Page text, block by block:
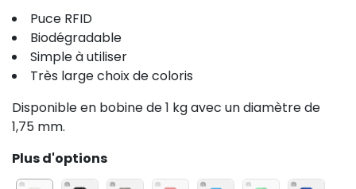
Puce RFID
Biodégradable
Simple à utiliser
Très large choix de coloris
Disponible en bobine de 1 kg avec un diamètre de
1,75 mm.
Plus d'options